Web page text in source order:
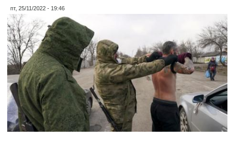
пт, 25/11/2022 - 19:46